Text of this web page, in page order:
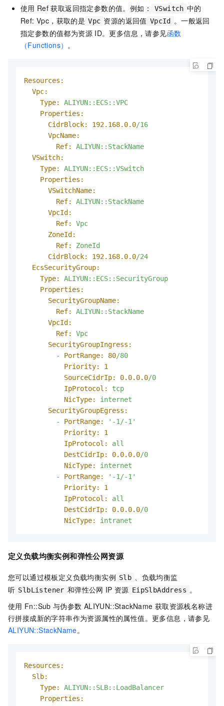
使用 Ref 获取返回指定参数的值。例如： VSwitch 中的
Ref: Vpc，获取的是 Vpc 资源的返回值 VpcId
。一般返回
指定参数的值都为资源 ID。更多信息，请参见函数
（Functions） 。
Resources:
Vpc:
Type:
ALIYUN::ECS::VPC
Properties:
CidrBlock:
192.168.0.0/16
VpcName:
Ref:
ALIYUN::StackName
VSwitch:
Type:
ALIYUN::ECS::VSwitch
Properties:
VSwitchName:
Ref:
ALIYUN::StackName
VpcId:
Ref:
Vpc
ZoneId:
Ref:
ZoneId
CidrBlock:
192.168.0.0/24
EcsSecurityGroup:
Type:
ALIYUN::ECS::SecurityGroup
Properties:
SecurityGroupName:
Ref:
ALIYUN::StackName
VpcId:
Ref:
Vpc
SecurityGroupIngress:
-
PortRange: 80/80
Priority:
1
SourceCidrIp:
0.0.0.0/0
IpProtocol:
tcp
NicType:
internet
SecurityGroupEgress:
-
PortRange:
'-1/-1'
Priority:
1
IpProtocol:
all
DestCidrIp:
0.0.0.0/0
NicType:
internet
-
PortRange:
'-1/-1'
Priority:
1
IpProtocol:
all
DestCidrIp:
0.0.0.0/0
NicType:
intranet
定义负载均衡实例和弹性公网资源
您可以通过模板定义负载均衡实例 Slb 、负载均衡监
听 SlbListener 和弹性公网 IP 资源 EipSlbAddress 。
使用 Fn::Sub 与伪参数 ALIYUN::StackName 获取资源栈名称进
行拼接成新的字符串作为资源属性的属性值。更多信息，请参见
ALIYUN::StackName。
Resources:
Slb:
Type:
ALIYUN::SLB::LoadBalancer
Properties: